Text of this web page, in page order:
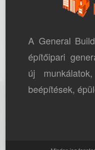
A General
építőipari
új
beépítések,